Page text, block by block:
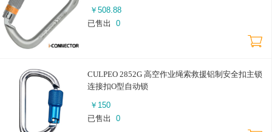
￥ 508.88
已售出
0
CULPEO 2852G 高空作业绳索救援铝制安全扣主锁
连接扣O型自动锁
￥ 150
已售出
0